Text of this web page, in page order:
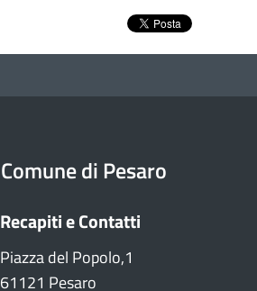
Comune di Pesaro
Recapiti e Contatti
Piazza del Popolo,1
61121 Pesaro